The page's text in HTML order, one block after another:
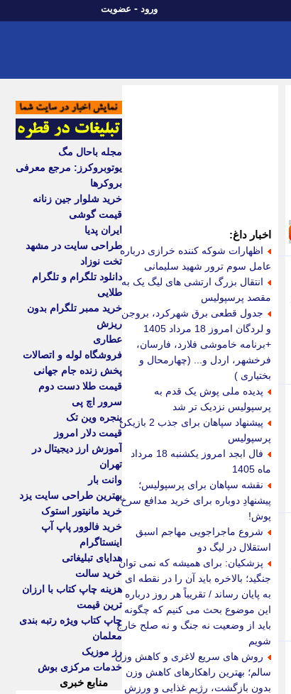
ورود - عضویت
اخبار داغ:
اظهارات شوکه کننده خرازی درباره
عامل سوم ترور شهید سلیمانی
انتقال بزرگ ارتشی های لیگ یک به
مقصد پرسپولیس
جدول قطعی برق شهرکرد، بروجن
و لردگان امروز 18 مرداد 1405
+برنامه خاموشی فلارد، فارسان،
فرخشهر، اردل و... (چهارمحال و
بختیاری )
پدیده ملی پوش یک قدم به
پرسپولیس نزدیک تر شد
پیشنهاد سپاهان برای جذب 2 بازیکن
پرسپولیس
فال ابجد امروز یکشنبه 18 مرداد
ماه 1405
نقشه سپاهان برای پرسپولیس؛
پیشنهادِ دوباره برای خرید مدافع سرخ
پوش!
شروع ماجراجویی مهاجم اسبق
استقلال در لیگ دو
پزشکیان: برای همیشه که نمی توان
جنگید؛ بالاخره باید آن را در نقطه ای
به پایان رساند / تقریباً هر روز درباره
این موضوع بحث می کنیم که چگونه
باید از وضعیت نه جنگ و نه صلح خارج
شویم
روش های سریع لاغری و کاهش وزن
سالم؛ بهترین راهکارهای کاهش وزن
بدون بازگشت، رژیم غذایی و ورزش
مجله باحال مگ
یوتوبروکرز: مرجع معرفی
بروکرها
خرید شلوار جین زنانه
قیمت گوشی
ایران پدیا
طراحی سایت در مشهد
تخت نوزاد
دانلود تلگرام و تلگرام
طلایی
خرید ممبر تلگرام بدون
ریزش
عطاری
فروشگاه لوله و اتصالات
پخش زنده جام جهانی
قیمت طلا دست دوم
سرور اچ پی
پنجره وین تک
قیمت دلار امروز
آموزش ارز دیجیتال در
تهران
وانت بار
بهترین طراحی سایت یزد
خرید مانیتور استوک
خرید فالوور پاپ آپ
اینستاگرام
هدایای تبلیغاتی
خرید سالت
هزینه چاپ کتاب با ارزان
ترین قیمت
چاپ کتاب ویژه رتبه بندی
معلمان
رز موزیک
خدمات مرکزی بوش
منابع خبری